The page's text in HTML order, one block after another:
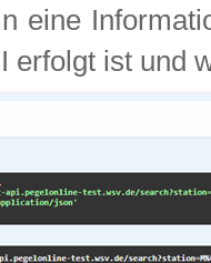
eine
erfolgt ist und